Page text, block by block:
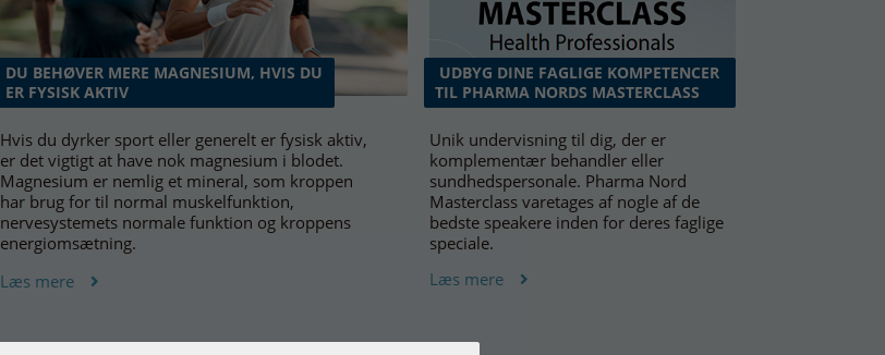
DU BEHØVER MERE MAGNESIUM, HVIS DU
ER FYSISK AKTIV
Hvis du dyrker sport eller generelt er fysisk aktiv,
er det vigtigt at have nok magnesium i blodet.
Magnesium er nemlig et mineral, som kroppen
har brug for til normal muskelfunktion,
nervesystemets normale funktion og kroppens
energiomsætning.
Læs mere
UDBYG DINE FAGLIGE KOMPETENCER
TIL PHARMA NORDS MASTERCLASS
Unik undervisning til dig, der er
komplementær behandler eller
sundhedspersonale. Pharma Nord
Masterclass varetages af nogle af de
bedste speakere inden for deres faglige
speciale.
Læs mere